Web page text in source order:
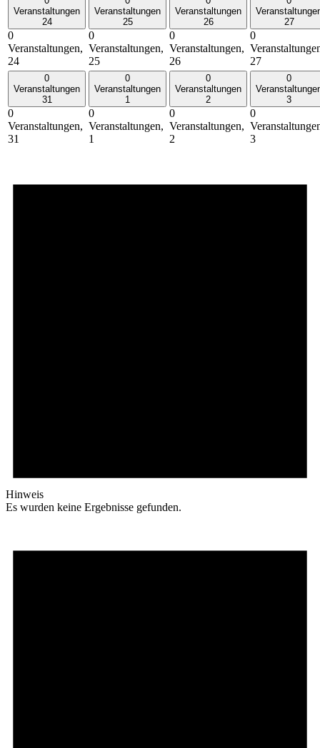
Veranstaltungen
24
0
Veranstaltungen,
24
Veranstaltungen
25
0
Veranstaltungen,
25
Veranstaltungen
26
0
Veranstaltungen,
26
27
0
27
0
Veranstaltungen
31
0
Veranstaltungen,
31
0
Veranstaltungen
1
0
Veranstaltungen,
1
0
Veranstaltungen
2
0
Veranstaltungen,
2
0
3
0
3
Hinweis
Es wurden keine Ergebnisse gefunden.